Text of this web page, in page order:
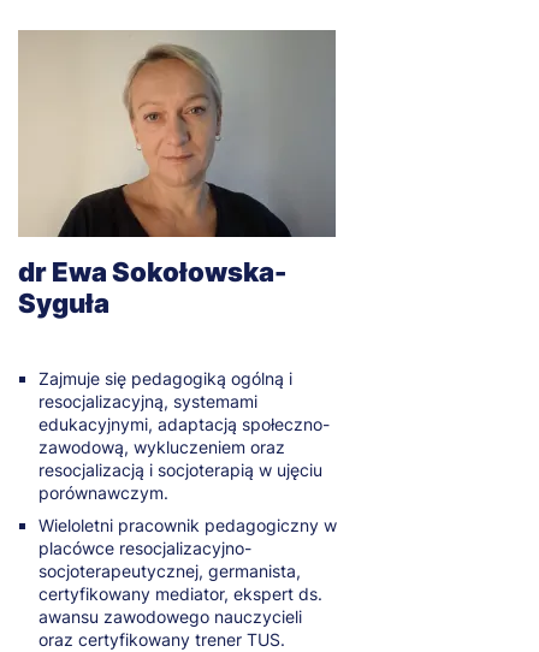
dr Ewa Sokołowska-
Syguła
Zajmuje się pedagogiką ogólną i
resocjalizacyjną, systemami
edukacyjnymi, adaptacją społeczno-
zawodową, wykluczeniem oraz
resocjalizacją i socjoterapią w ujęciu
porównawczym.
Wieloletni pracownik pedagogiczny w
placówce resocjalizacyjno-
socjoterapeutycznej, germanista,
certyfikowany mediator, ekspert ds.
awansu zawodowego nauczycieli
oraz certyfikowany trener TUS.